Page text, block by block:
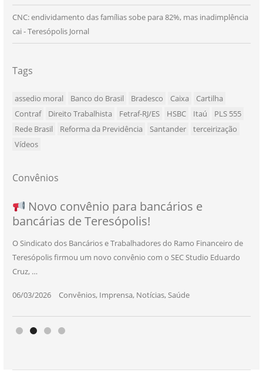
CNC: endividamento das famílias sobe para 82%, mas inadimplência
cai - Teresópolis Jornal
Tags
assedio moral Banco do Brasil Bradesco Caixa
Cartilha
Contraf
Direito Trabalhista Fetraf-RJ/ES HSBC Itaú
PLS 555
Rede Brasil
Reforma da Previdência Santander
terceirização
Vídeos
Convênios
SEU NOVO BENEFÍCIO CHEGOU
Novo convênio para bancários e
bancárias de Teresópolis!
O Sindicato dos Bancários e Trabalhadores do Ramo Financeiro de
Teresópolis firmou um novo convênio com o SEC Studio Eduardo
Cruz, …
06/03/2026| Convênios, Imprensa, Notícias,Saúde
NOVO CONVÊNIO PARA VOCÊ, BANCÁRIO
E BANCÁRIA!
25/11/2025| Convênios, Imprensa, Notícias,Saúde
Convênio com a Rede de Ensino Técnico e
Centro de Qualificação Técnica